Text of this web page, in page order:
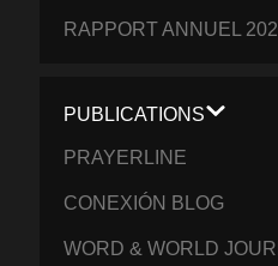
RAPPORT ANNUEL
PUBLICATIONS
PRAYERLINE
CONEXIÓN BLOG
WORD & WORLD